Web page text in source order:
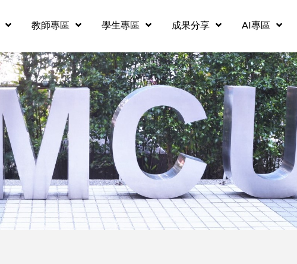
教師專區 學生專區 成果分享 AI專區